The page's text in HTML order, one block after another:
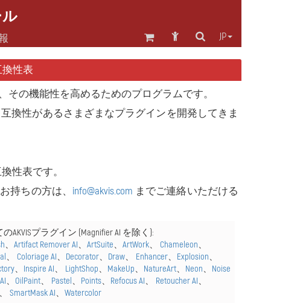
JP
換性表
の機能性を高めるためのプログラムです。
互換性があるさまざまなプラグインを開発してきま
性表です。
持ちの方は、 info@akvis.com までご連絡いただける
AKVISプラグイン (Magnifier AI を除く):
、Artifact Remover AI、ArtSuite、ArtWork、Chameleon、
、Coloriage AI、 Decorator、 Draw、 Enhancer、 Explosion、
、 Inspire AI、 LightShop、 MakeUp、 NatureArt、 Neon、 Noise
、OilPaint、 Pastel、 Points、 Refocus AI、 Retoucher AI、
、SmartMask AI、Watercolor